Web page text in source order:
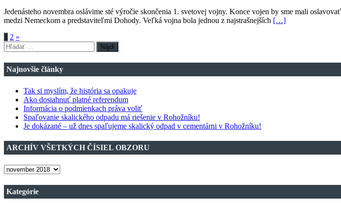
Jedenásteho novembra oslávime sté výročie skončenia 1. svetovej vojny. Konce vojen by sme mali
medzi Nemeckom a predstaviteľmi Dohody. Veľká vojna bola jednou z najstrašnejších […]
Stránkovanie
príspevkov
1 2 »
Hľadať:
Najnovšie články
Tak si myslím, že história sa opakuje
Ako dosiahnuť platné referendum
Informácia o podmienkach práva voliť
Spaľovanie skalického odpadu má riešenie v Rohožníku!
Je dokázané – už dnes spaľujeme skalický odpad v cementárni v Rohožníku!
ARCHÍV VŠETKÝCH ČÍSIEL OBZORU
ARCHÍV
ČÍSIEL
OBZORU
Kategórie